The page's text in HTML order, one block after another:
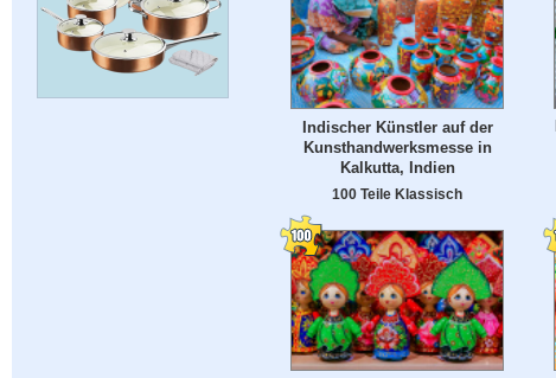
Indischer Künstler auf der
Kunsthandwerksmesse in
Kalkutta, Indien
100 Teile Klassisch